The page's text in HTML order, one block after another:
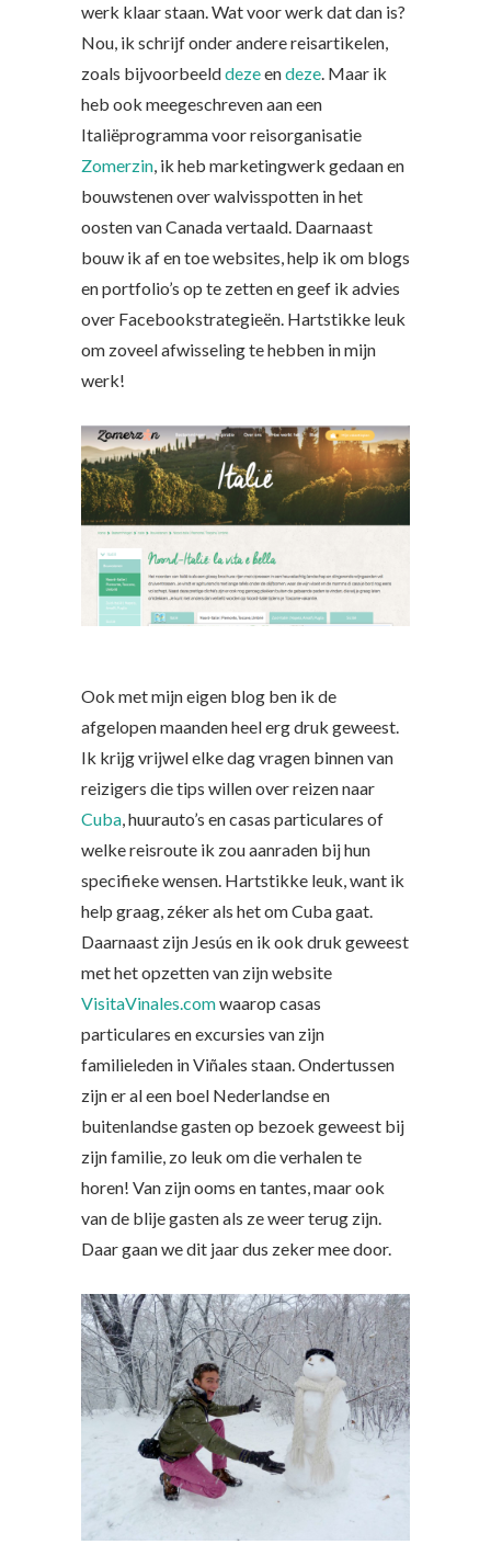
werk klaar staan. Wat voor werk dat dan is?
Nou, ik schrijf onder andere reisartikelen,
zoals bijvoorbeelddezeendeze. Maar ik
heb ook meegeschreven aan een
Italiëprogramma voor reisorganisatie
Zomerzin, ik heb marketingwerk gedaan en
bouwstenen over walvisspotten in het
oosten van Canada vertaald. Daarnaast
bouw ik af en toe websites, help ik om blogs
en portfolio’s op te zetten en geef ik advies
over Facebookstrategieën. Hartstikke leuk
om zoveel afwisseling te hebben in mijn
werk!
Ook met mijn eigen blog ben ik de
afgelopen maanden heel erg druk geweest.
Ik krijg vrijwel elke dag vragen binnen van
reizigers die tips willen over reizen naar
Cuba, huurauto’s en casas particulares of
welke reisroute ik zou aanraden bij hun
specifieke wensen. Hartstikke leuk, want ik
help graag, zéker als het om Cuba gaat.
Daarnaast zijn Jesús en ik ook druk geweest
met het opzetten van zijn website
VisitaVinales.comwaarop casas
particulares en excursies van zijn
familieleden in Viñales staan. Ondertussen
zijn er al een boel Nederlandse en
buitenlandse gasten op bezoek geweest bij
zijn familie, zo leuk om die verhalen te
horen! Van zijn ooms en tantes, maar ook
van de blije gasten als ze weer terug zijn.
Daar gaan we dit jaar dus zeker mee door.